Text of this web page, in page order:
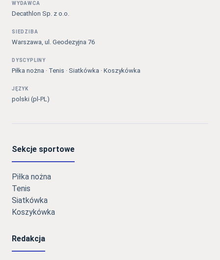
WYDAWCA
Decathlon Sp. z o.o.
SIEDZIBA
Warszawa, ul. Geodezyjna 76
DYSCYPLINY
Piłka nożna · Tenis · Siatkówka · Koszykówka
JĘZYK
polski (pl-PL)
Sekcje sportowe
Piłka nożna
Tenis
Siatkówka
Koszykówka
Redakcja